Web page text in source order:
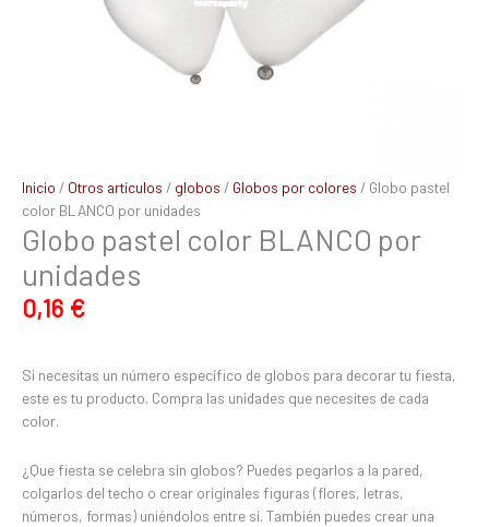
Inicio / Otros artículos / globos / Globos por colores / Globo pastel
color BLANCO por unidades
Globo pastel color BLANCO por
unidades
0,16 €
Si necesitas un número específico de globos para decorar tu fiesta,
este es tu producto. Compra las unidades que necesites de cada
color.
¿Que fiesta se celebra sin globos? Puedes pegarlos a la pared,
colgarlos del techo o crear originales figuras (flores, letras,
números, formas) uniéndolos entre sí. También puedes crear una